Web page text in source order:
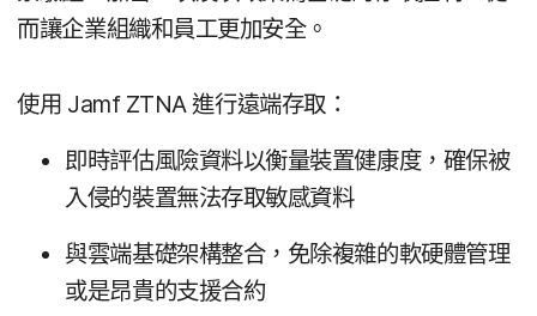
而​讓​企業​組織​和​員工​更​加​安全。
使用 Jamf ZTNA進行​遠端​存取：
即​時​評估​風險​資料​以​衡量​裝置​健康​度，​確保​被​
入侵​的​裝置​無法​存取​敏感資料
與​雲端​基礎​架構​整合，​免除​複雜​的​軟硬體​管理​
或​是​昂貴​的​支援​合約